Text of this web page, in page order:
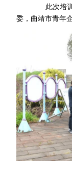
此次培训
委，曲靖市青年